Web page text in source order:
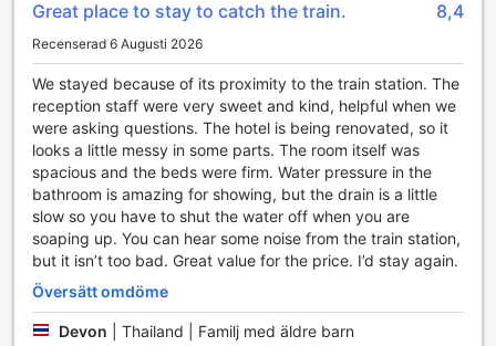
The Train Hotel Hatyai erbjuder en mängd bekväma
transportmöjligheter som gör det enkelt för gästerna att
utforska den livliga staden Hat Yai och dess omgivningar.
Hotellet har en praktisk biljettservice som hjälper besökare
att boka turer och aktiviteter, vilket gör det enklare att
planera sin vistelse och maximera upplevelsen av denna
fantastiska destination. Oavsett om du är intresserad av att
besöka lokala sevärdheter eller delta i guidade turer, finns
det alltid hjälp att få.
För dem som reser med bil finns det en rymlig parkering på
plats, helt gratis för hotellets gäster. Detta gör det möjligt
för besökare att parkera bekvämt och utforska området i
sin egen takt. Dessutom erbjuder hotellet en effektiv
taxitjänst, vilket gör det enkelt att ta sig till och från olika
Great place to stay to catch the train. 8,4
Recenserad 6 Augusti 2026
We stayed because of its proximity to the train station. The
reception staff were very sweet and kind, helpful when we
were asking questions. The hotel is being renovated, so it
looks a little messy in some parts. The room itself was
spacious and the beds were firm. Water pressure in the
bathroom is amazing for showing, but the drain is a little
slow so you have to shut the water off when you are
soaping up. You can hear some noise from the train station,
but it isn’t too bad. Great value for the price. I’d stay again.
Översätt omdöme
Devon Thailand | Familj med äldre barn